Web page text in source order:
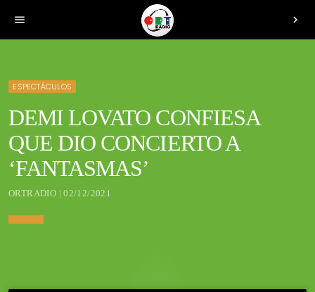
menu chevron_right
ESPECTÁCULOS
DEMI LOVATO CONFIESA
QUE DIO CONCIERTO A
‘FANTASMAS’
ORTRADIO | 02/12/2021